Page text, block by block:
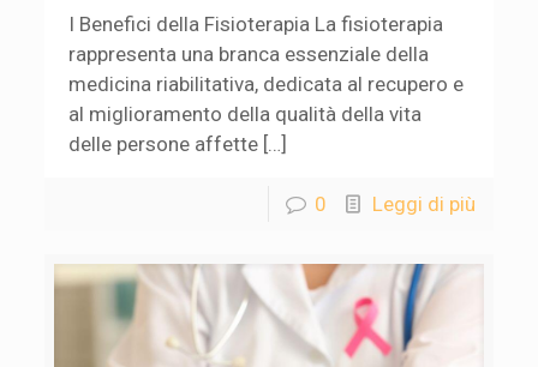
I Benefici della Fisioterapia La fisioterapia
rappresenta una branca essenziale della
medicina riabilitativa, dedicata al recupero e
al miglioramento della qualità della vita
delle persone affette […]
0 Leggi di più